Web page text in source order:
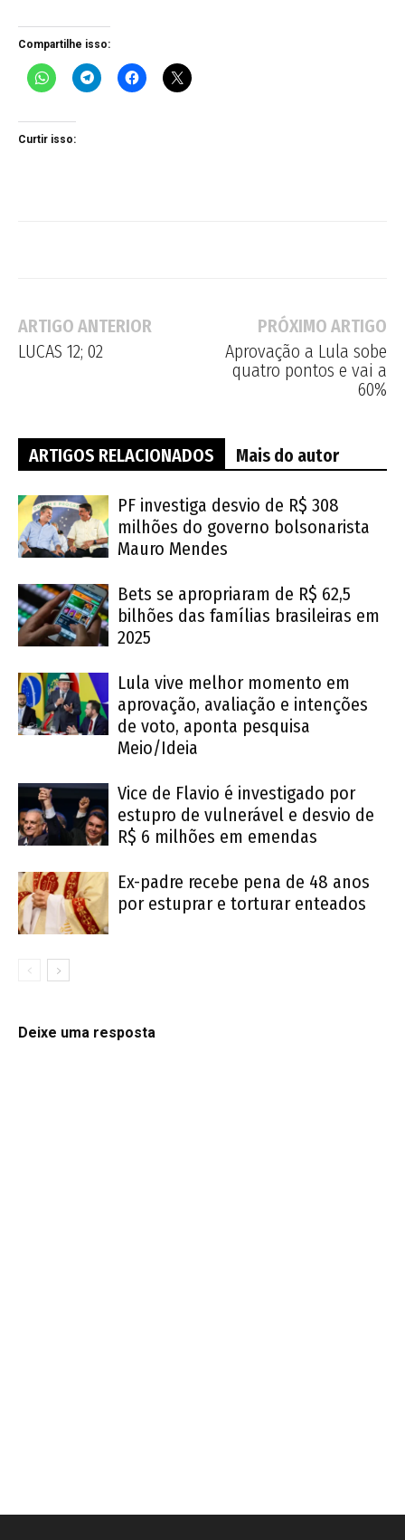
Compartilhe isso:
Curtir isso:
ARTIGO ANTERIOR
LUCAS 12; 02
PRÓXIMO ARTIGO
Aprovação a Lula sobe
quatro pontos e vai a
60%
ARTIGOS RELACIONADOS Mais do autor
PF investiga desvio de R$ 308
milhões do governo bolsonarista
Mauro Mendes
Bets se apropriaram de R$ 62,5
bilhões das famílias brasileiras em
2025
Lula vive melhor momento em
aprovação, avaliação e intenções
de voto, aponta pesquisa
Meio/Ideia
Vice de Flavio é investigado por
estupro de vulnerável e desvio de
R$ 6 milhões em emendas
Ex-padre recebe pena de 48 anos
por estuprar e torturar enteados
Deixe uma resposta